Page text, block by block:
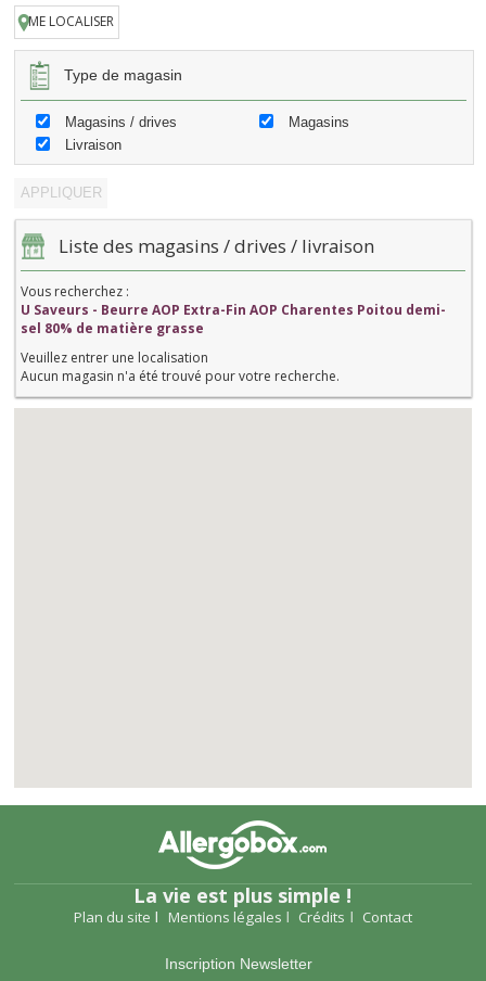
ME LOCALISER
Type de magasin
Magasins / drives
Magasins
Livraison
Liste des magasins / drives / livraison
Vous recherchez :
U Saveurs - Beurre AOP Extra-Fin AOP Charentes Poitou demi-
sel 80% de matière grasse
Veuillez entrer une localisation
Aucun magasin n'a été trouvé pour votre recherche.
La vie est plus simple !
Plan du site Mentions légales Crédits Contact
Inscription Newsletter